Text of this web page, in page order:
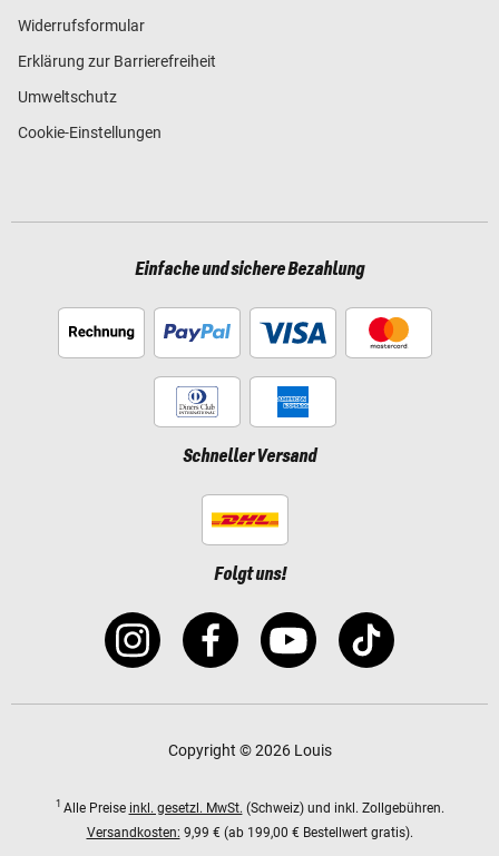
Widerrufsformular
Erklärung zur Barrierefreiheit
Umweltschutz
Cookie-Einstellungen
Einfache und sichere Bezahlung
Schneller Versand
Folgt uns!
Copyright © 2026 Louis
1 Alle Preise inkl. gesetzl. MwSt. (Schweiz) und inkl. Zollgebühren.
Versandkosten: 9,99 € (ab 199,00 € Bestellwert gratis).